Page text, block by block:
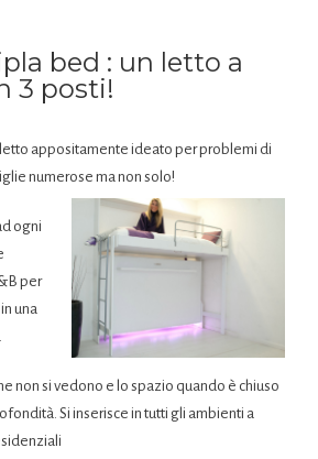
bed : un letto a
3 posti!
appositamente ideato per problemi di
numerose ma non solo!
ogni
per
una
non si vedono e lo spazio quando è chiuso
Si inserisce in tutti gli ambienti a